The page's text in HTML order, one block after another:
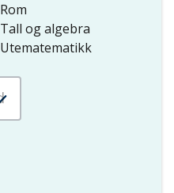
Rom
Tall og algebra
Utematematikk